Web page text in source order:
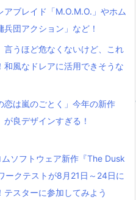
アブレイド「M.O.M.O.」やホム
兵団アクション」など！
言うほど危なくないけど、これ
和風なドレアに活用できそうな
恋は嵐のごとく」今年の新作
が良デザインすぎる！
ムソフトウェア新作『The Dusk
ークテストが8月21日～24日に
テスターに参加してみよう